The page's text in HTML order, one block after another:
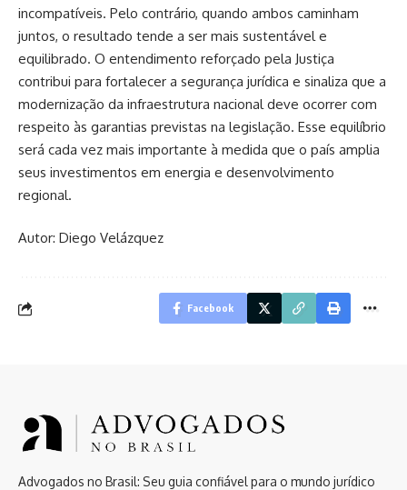
incompatíveis. Pelo contrário, quando ambos caminham
juntos, o resultado tende a ser mais sustentável e
equilibrado. O entendimento reforçado pela Justiça
contribui para fortalecer a segurança jurídica e sinaliza que a
modernização da infraestrutura nacional deve ocorrer com
respeito às garantias previstas na legislação. Esse equilíbrio
será cada vez mais importante à medida que o país amplia
seus investimentos em energia e desenvolvimento
regional.
Autor: Diego Velázquez
Facebook
Advogados no Brasil: Seu guia confiável para o mundo jurídico